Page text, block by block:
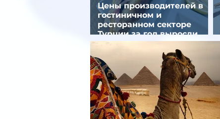
Цены производителей в
гостиничном и
ресторанном секторе
Турции за год выросли
почти на 32%